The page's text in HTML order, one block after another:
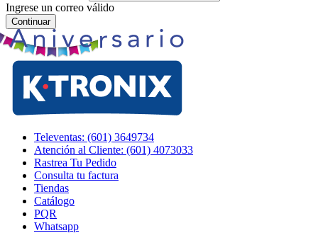
Ingrese un correo válido
Continuar
Televentas: (601) 3649734
Atención al Cliente: (601) 4073033
Rastrea Tu Pedido
Consulta tu factura
Tiendas
Catálogo
PQR
Whatsapp